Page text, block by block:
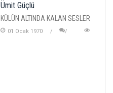
Ümit Güçlü
KÜLÜN ALTINDA KALAN SESLER
01 Ocak 1970